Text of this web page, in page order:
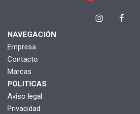
NAVEGACIÓN
Empresa
Contacto
Marcas
POLITICAS
Aviso legal
Privacidad